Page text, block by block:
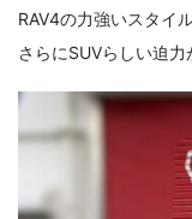
RAV4の力強いスタイ
さらにSUVらしい迫力